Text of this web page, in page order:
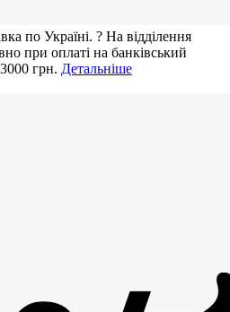
по Україні. ? На відділення
при оплаті на банківський
грн. Детальніше